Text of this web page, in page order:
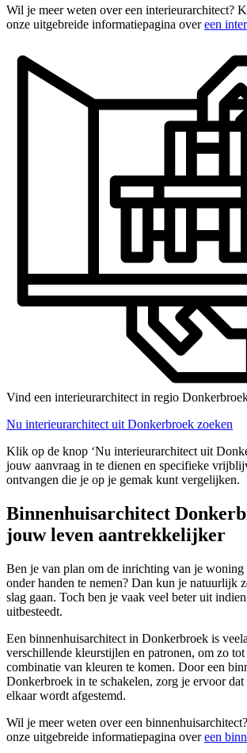
Wil je meer weten over een interieurarchitect?
onze uitgebreide informatiepagina overeen
Vind een interieurarchitect in regio
Nu interieurarchitect uit Donkerbroek zoeken
Klik op de knop ‘Nu interieurarchitect uit
jouw aanvraag in te dienen en specifieke
ontvangen die je op je gemak kunt vergelijken.
Binnenhuisarchitect
jouw leven aantrekkelijker
Ben je van plan om de inrichting van je woning
onder handen te nemen? Dan kun je natuurlijk
slag gaan. Toch ben je vaak veel beter uit
uitbesteedt.
Een binnenhuisarchitect in Donkerbroek is
verschillende kleurstijlen en patronen, om zo
combinatie van kleuren te komen. Door een
Donkerbroek in te schakelen, zorg je ervoor dat
elkaar wordt afgestemd.
Wil je meer weten over een
onze uitgebreide informatiepagina overeen